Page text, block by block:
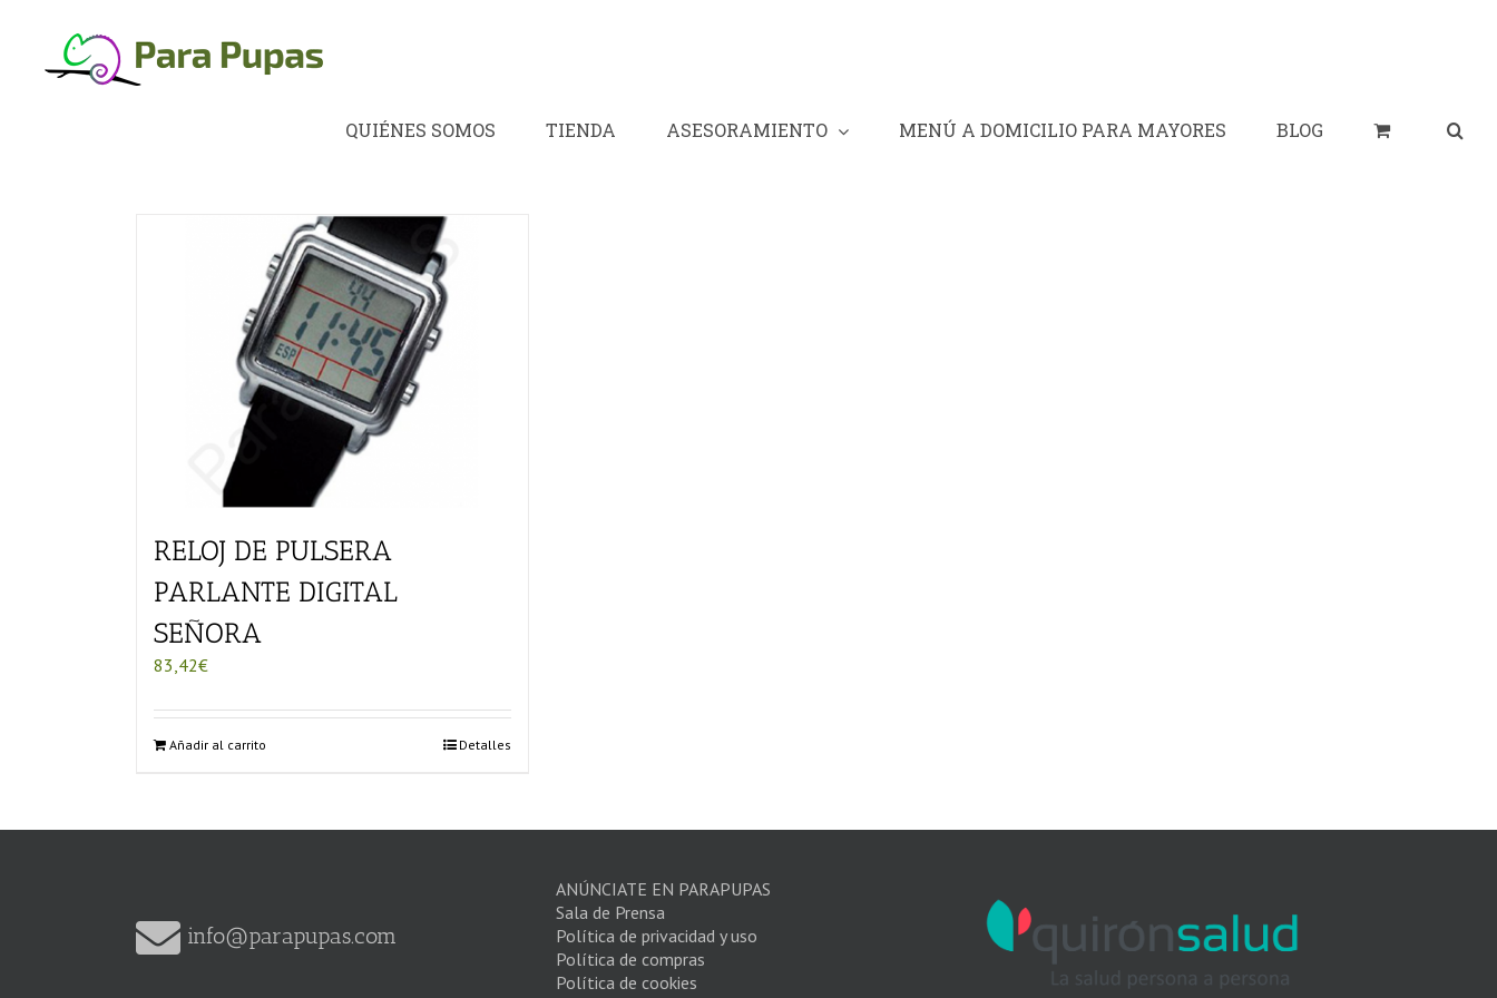
contenido
QUIÉNES SOMOS TIENDA ASESORAMIENTO MENÚ A DOMICILIO PARA MAYORES BLOG
RELOJ DE PULSERA
PARLANTE DIGITAL
SEÑORA
83,42€
Añadir al carrito Detalles
info@parapupas.com
ANÚNCIATE EN PARAPUPAS
Sala de Prensa
Política de privacidad y uso
Política de compras
Política de cookies